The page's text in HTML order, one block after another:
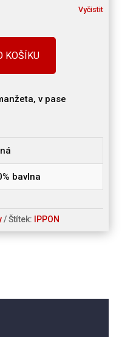
Vyčistit
KOŠÍKU
v pase
bavlna
Štítek: IPPON